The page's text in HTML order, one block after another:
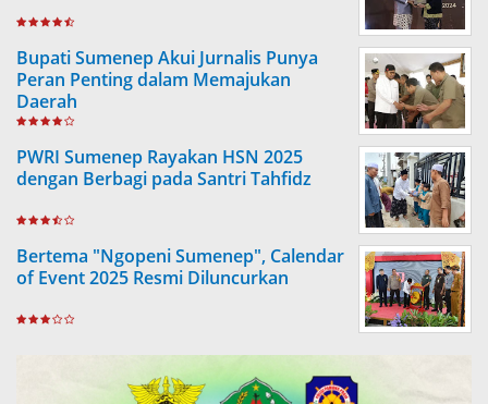
Bupati Sumenep Akui Jurnalis Punya
Peran Penting dalam Memajukan
Daerah
PWRI Sumenep Rayakan HSN 2025
dengan Berbagi pada Santri Tahfidz
Bertema "Ngopeni Sumenep", Calendar
of Event 2025 Resmi Diluncurkan